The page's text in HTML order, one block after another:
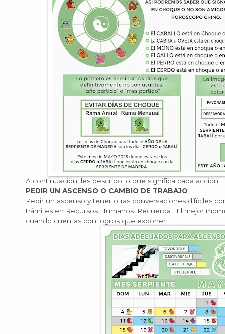
A continuación, les describo lo que significa cada acción:
PEDIR UN ASCENSO O CAMBIO DE TRABAJO
Pedir un ascenso y tener otras conversaciones difíciles
trámites en Recursos Humanos. Recuerda: El mejor
cuando cuentas con logros que exponer.